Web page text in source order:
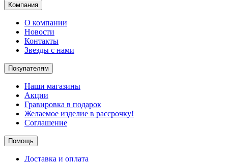
Компания
О компании
Новости
Контакты
Звезды с нами
Покупателям
Наши магазины
Акции
Гравировка в подарок
Желаемое изделие в рассрочку!
Соглашение
Помощь
Доставка и оплата